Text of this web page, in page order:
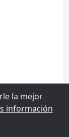
la mejor
información